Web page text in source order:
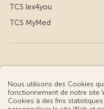
TCS lex4you
TCS MyMed